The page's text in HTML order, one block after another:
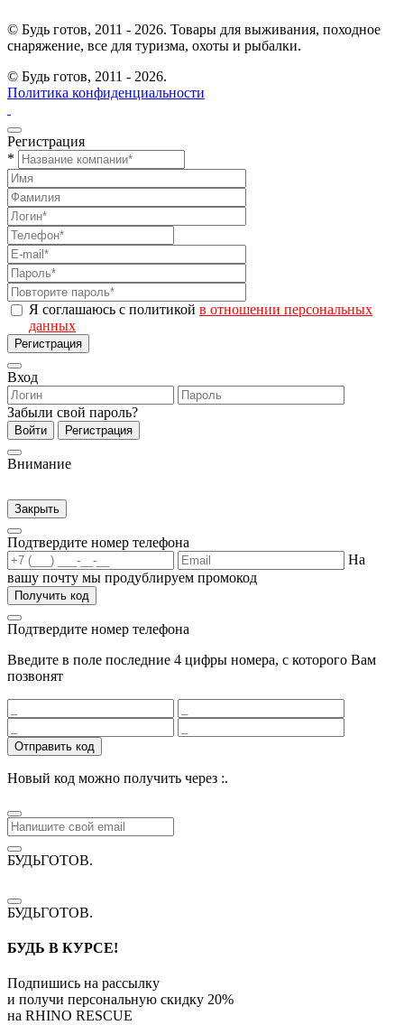
© Будь готов, 2011 - 2026. Товары для выживания, походное
снаряжение, все для туризма, охоты и рыбалки.
© Будь готов, 2011 - 2026.
Политика конфиденциальности
Регистрация
*
Я соглашаюсь с политикой в отношении персональных
данных
Регистрация
Вход
Забыли свой пароль?
Войти Регистрация
Внимание
Закрыть
Подтвердите номер телефона
На
вашу почту мы продублируем промокод
Получить код
Подтвердите номер телефона
Введите в поле последние 4 цифры номера, с которого Вам
позвонят
Отправить код
Новый код можно получить через :.
БУДЬГОТОВ.
БУДЬГОТОВ.
БУДЬ В КУРСЕ!
Подпишись на рассылку
и получи персональную скидку 20%
на RHINO RESCUE